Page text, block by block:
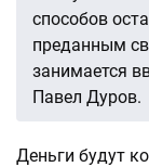
способов
преданным
занимается
Павел Дуров.
Деньги будут